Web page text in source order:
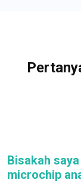
Bisakah
microchip